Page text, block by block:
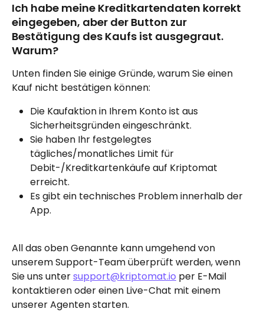
Ich habe meine Kreditkartendaten korrekt
eingegeben, aber der Button zur
Bestätigung des Kaufs ist ausgegraut.
Warum?
Unten finden Sie einige Gründe, warum Sie einen
Kauf nicht bestätigen können:
Die Kaufaktion in Ihrem Konto ist aus
Sicherheitsgründen eingeschränkt.
Sie haben Ihr festgelegtes
tägliches/monatliches Limit für
Debit-/Kreditkartenkäufe auf Kriptomat
erreicht.
Es gibt ein technisches Problem innerhalb der
App.
All das oben Genannte kann umgehend von
unserem Support-Team überprüft werden, wenn
Sie uns unter support@kriptomat.io per E-Mail
kontaktieren oder einen Live-Chat mit einem
unserer Agenten starten.